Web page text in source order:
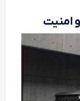
امنیت